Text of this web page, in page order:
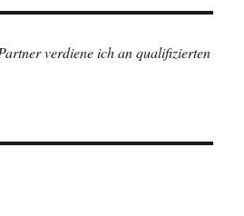
verdiene ich an qualifizierten